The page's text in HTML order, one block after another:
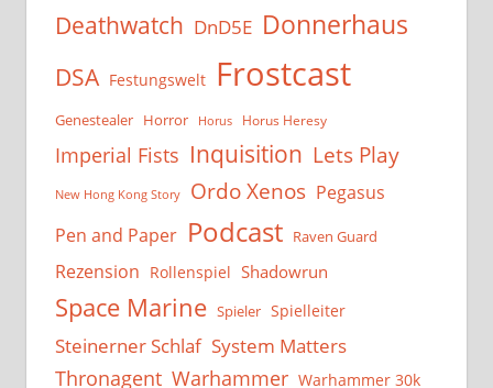
Deathwatch DnD5E Donnerhaus
DSA Festungswelt Frostcast
Genestealer Horror Horus Horus Heresy
Imperial Fists Inquisition Lets Play
New Hong Kong Story Ordo Xenos Pegasus
Pen and Paper Podcast Raven Guard
Rezension Rollenspiel Shadowrun
Space Marine Spieler Spielleiter
Steinerner Schlaf System Matters
Thronagent Warhammer Warhammer 30k